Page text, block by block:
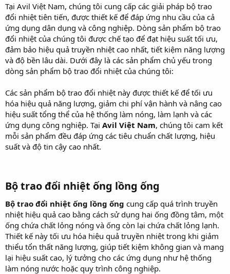
e
r
Tại Avil Việt Nam, chúng tôi cung cấp các giải pháp bộ trao
đổi nhiệt tiên tiến, được thiết kế để đáp ứng nhu cầu của cả
ứng dụng dân dụng và công nghiệp. Dòng sản phẩm bộ trao
đổi nhiệt của chúng tôi được chế tạo để đạt hiệu suất tối ưu,
đảm bảo hiệu quả truyền nhiệt cao nhất, tiết kiệm năng lượng
và độ bền lâu dài. Dưới đây là các sản phẩm chủ yếu trong
dòng sản phẩm bộ trao đổi nhiệt của chúng tôi:
Các sản phẩm bộ trao đổi nhiệt này được thiết kế để tối ưu
hóa hiệu quả năng lượng, giảm chi phí vận hành và nâng cao
hiệu suất tổng thể của hệ thống làm nóng, làm lạnh và các
ứng dụng công nghiệp. Tại Avil Việt Nam, chúng tôi cam kết
mỗi sản phẩm đều đáp ứng các tiêu chuẩn chất lượng, hiệu
suất và độ tin cậy cao nhất.
Bộ trao đổi nhiệt ống lồng ống
Bộ trao đổi nhiệt ống lồng ống cung cấp quá trình truyền
nhiệt hiệu quả cao bằng cách sử dụng hai ống đồng tâm, một
ống chứa chất lỏng nóng và ống còn lại chứa chất lỏng lạnh.
Thiết kế này tối ưu hóa hiệu quả truyền nhiệt trong khi giảm
thiểu tổn thất năng lượng, giúp tiết kiệm không gian và mang
lại hiệu suất cao, lý tưởng cho các ứng dụng như hệ thống
làm nóng nước hoặc quy trình công nghiệp.